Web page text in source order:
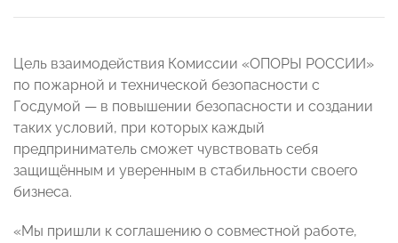
Цель взаимодействия Комиссии «ОПОРЫ РОССИИ»
по пожарной и технической безопасности с
Госдумой — в повышении безопасности и создании
таких условий, при которых каждый
предприниматель сможет чувствовать себя
защищённым и уверенным в стабильности своего
бизнеса.
«Мы пришли к соглашению о совместной работе,